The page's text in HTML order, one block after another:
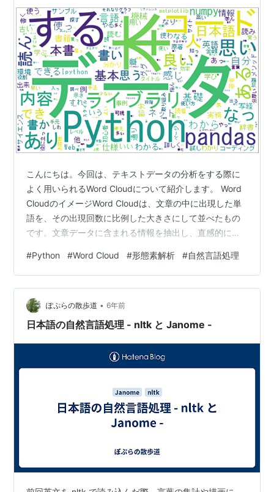
こんにちは。今回は、テキストデータの分析をする際に
よく用いられるWord Cloudについて紹介します。 Word
CloudのイメージWord Cloudは、文章の中に出現した単
語を、その出現回数に比例した大きさにして並べたもの
です。文章データに含まれる情報を抽出し、直感的にわ
は、Pythonを使ったWord Cloudの作成方法について紹介
していきます。 なお、上の図のWord Cloudは、ある
Pyrhonの参考書のショッピングサイトにおけるレビュー
コメントを元に生成したものです。 想定環境 Windows8
または、Windows10で実…
#Python #Word Cloud #形態素解析 #自然言語処理
ぽぷらの散歩道 • 6年前
日本語の自然言語処理 - nltk と Janome -